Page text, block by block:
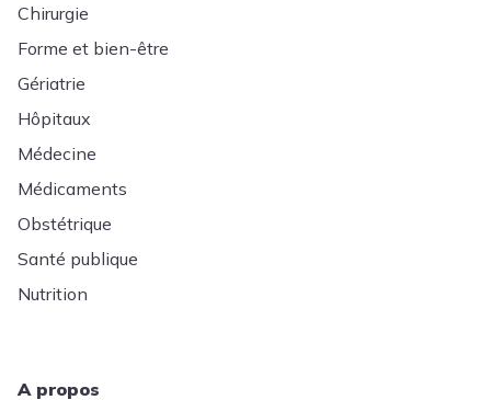
Chirurgie
Forme et bien-être
Gériatrie
Hôpitaux
Médecine
Médicaments
Obstétrique
Santé publique
Nutrition
A propos